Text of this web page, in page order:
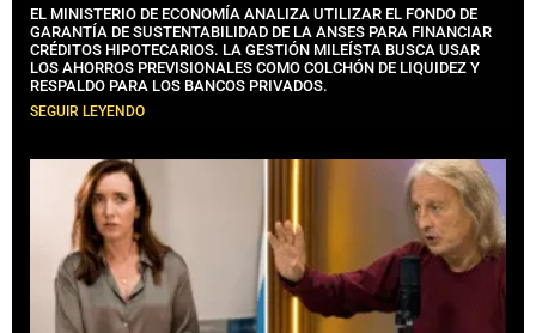
EL MINISTERIO DE ECONOMÍA ANALIZA UTILIZAR EL FONDO DE
GARANTÍA DE SUSTENTABILIDAD DE LA ANSES PARA FINANCIAR
CRÉDITOS HIPOTECARIOS. LA GESTIÓN MILEÍSTA BUSCA USAR
LOS AHORROS PREVISIONALES COMO COLCHÓN DE LIQUIDEZ Y
RESPALDO PARA LOS BANCOS PRIVADOS.
SEGUIR LEYENDO